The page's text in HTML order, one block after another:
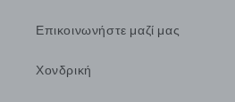
Επικοινωνήστε μαζί μας
Χονδρική